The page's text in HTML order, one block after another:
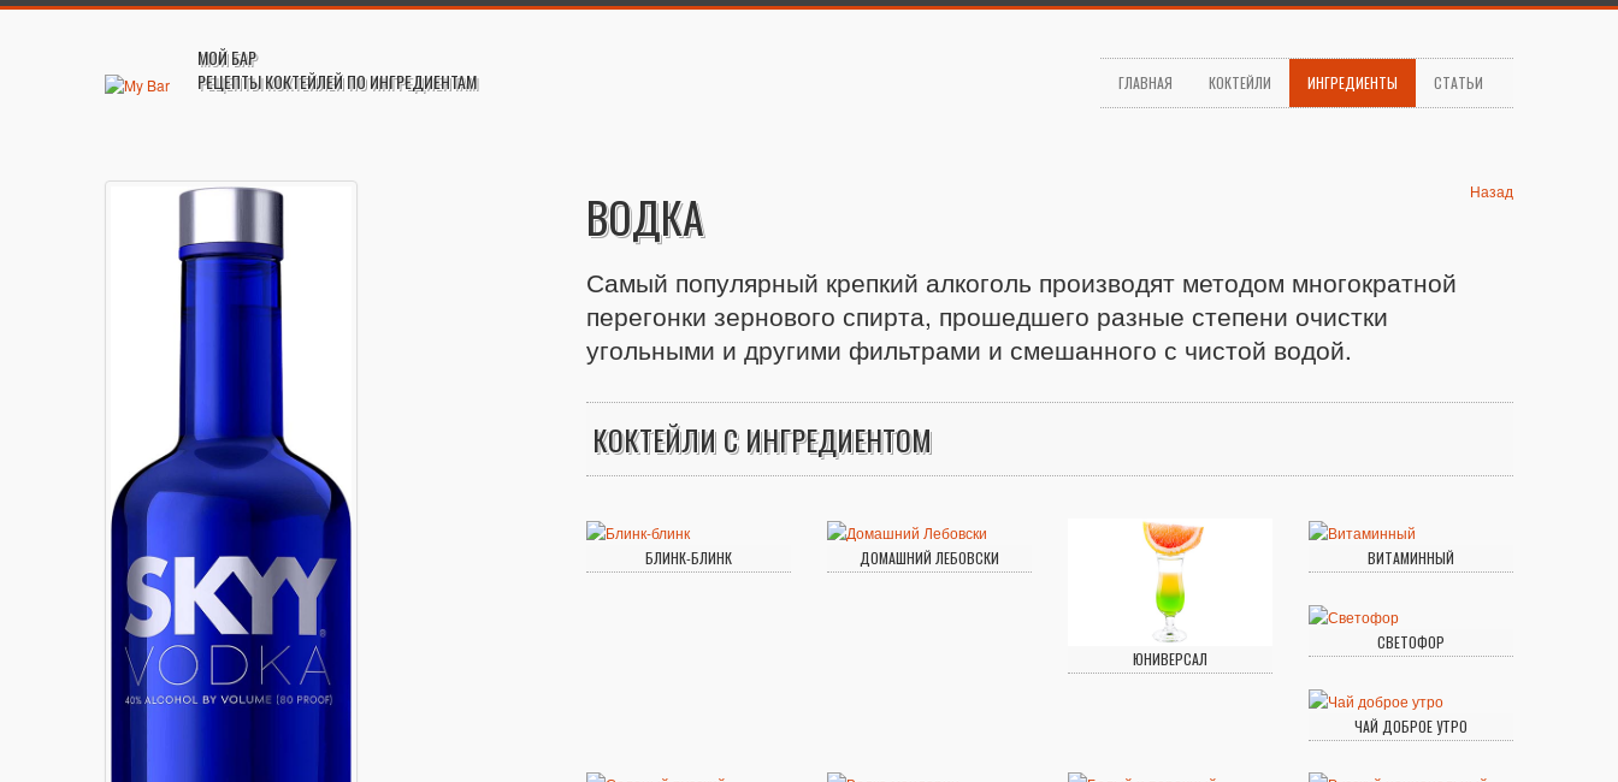
МОЙ БАР
РЕЦЕПТЫ КОКТЕЙЛЕЙ ПО ИНГРЕДИЕНТАМ
ГЛАВНАЯ КОКТЕЙЛИ ИНГРЕДИЕНТЫ СТАТЬИ
Назад
ВОДКА
Самый популярный крепкий алкоголь производят методом многократной
перегонки зернового спирта, прошедшего разные степени очистки
угольными и другими фильтрами и смешанного с чистой водой.
КОКТЕЙЛИ С ИНГРЕДИЕНТОМ
БЛИНК-БЛИНК ДОМАШНИЙ ЛЕБОВСКИ
ЮНИВЕРСАЛ
ВИТАМИННЫЙ
СВЕТОФОР
ЧАЙ ДОБРОЕ УТРО